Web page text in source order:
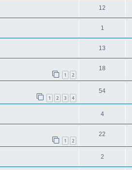
12
1
13
1 2
18
1 2 3 4
54
4
1 2
22
2